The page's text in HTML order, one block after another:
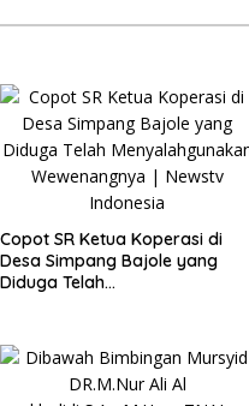
Copot SR Ketua Koperasi di
Desa Simpang Bajole yang
Diduga Telah